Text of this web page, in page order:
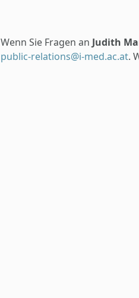
Wenn Sie Fragen an Judith
public-relations@i-med.ac.at.